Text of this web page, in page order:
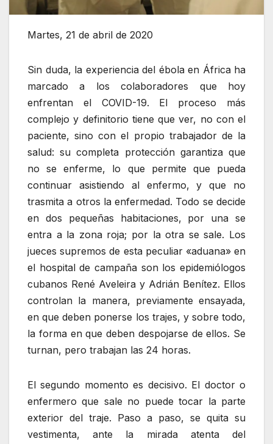
Martes, 21 de abril de 2020
Sin duda, la experiencia del ébola en África ha
marcado a los colaboradores que hoy
enfrentan el COVID-19. El proceso más
complejo y definitorio tiene que ver, no con el
paciente, sino con el propio trabajador de la
salud: su completa protección garantiza que
no se enferme, lo que permite que pueda
continuar asistiendo al enfermo, y que no
trasmita a otros la enfermedad. Todo se decide
en dos pequeñas habitaciones, por una se
entra a la zona roja; por la otra se sale. Los
jueces supremos de esta peculiar «aduana» en
el hospital de campaña son los epidemiólogos
cubanos René Aveleira y Adrián Benítez. Ellos
controlan la manera, previamente ensayada,
en que deben ponerse los trajes, y sobre todo,
la forma en que deben despojarse de ellos. Se
turnan, pero trabajan las 24 horas.
El segundo momento es decisivo. El doctor o
enfermero que sale no puede tocar la parte
exterior del traje. Paso a paso, se quita su
vestimenta, ante la mirada atenta del